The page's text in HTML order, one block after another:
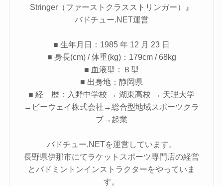
Stringer（ファーストクラスストリンガー）』
バドチュー.NET運営
■ 生年月日：1985 年 12 月 23 日
■ 身長(cm) / 体重(kg)：179cm / 68kg
■ 血液型：Ｂ型
■ 出身地：静岡県
■ 経 歴：入野中学校 → 湖東高校 → 天理大学
→ビーウェイ株式会社→総合型地域スポーツクラ
ブ→起業
バドチュー.NETを運営しています。
長野県伊那市にてラケットスポーツ専門店の経営
とバドミントンインストラクターをやっていま
す。